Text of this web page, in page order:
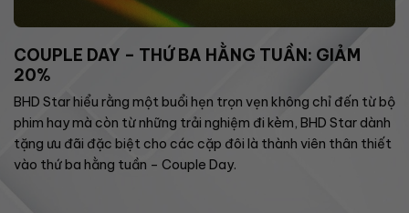
COUPLE DAY – THỨ BA HẰNG TUẦN: GIẢM
20%
BHD Star hiểu rằng một buổi hẹn trọn vẹn không chỉ đến từ bộ
phim hay mà còn từ những trải nghiệm đi kèm, BHD Star dành
tặng ưu đãi đặc biệt cho các cặp đôi là thành viên thân thiết
vào thứ ba hằng tuần – Couple Day.